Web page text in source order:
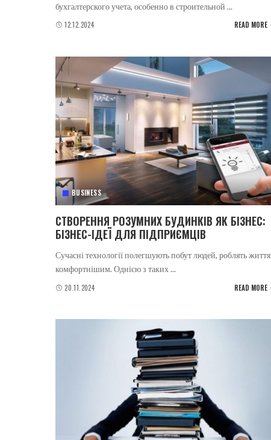
бухгалтерского учета, особенно в строительной ...
12.12.2024 READ MORE
BUSINESS
СТВОРЕННЯ РОЗУМНИХ БУДИНКІВ ЯК БІЗНЕС:
БІЗНЕС-ІДЕЇ ДЛЯ ПІДПРИЄМЦІВ
Сучасні технології полегшують побут людей, роблять життя
комфортнішим. Однією з таких...
20.11.2024 READ MORE